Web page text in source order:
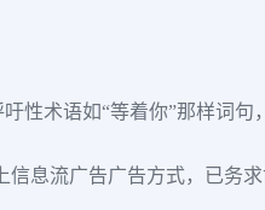
术语如“等着你”那样词句
息流广告广告方式，已务